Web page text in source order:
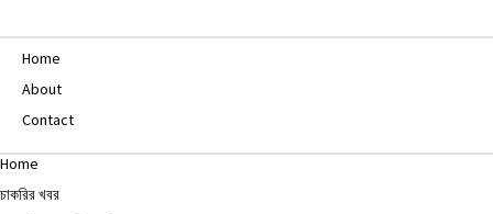
Home
About
Contact
Home
চাকরির খবর